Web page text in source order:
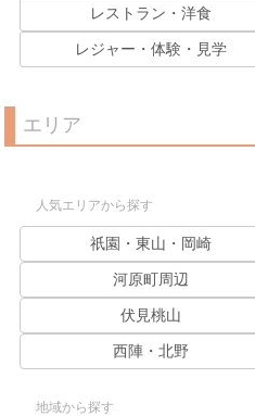
レストラン・洋食
レジャー・体験・見学
エリア
人気エリアから探す
祇園・東山・岡崎
河原町周辺
伏見桃山
西陣・北野
地域から探す